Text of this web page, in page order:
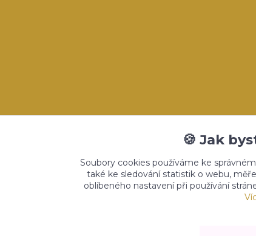
🍪 Jak
Soubory cookies používáme ke
také ke sledování statistik o webu,
oblíbeného nastavení při používání